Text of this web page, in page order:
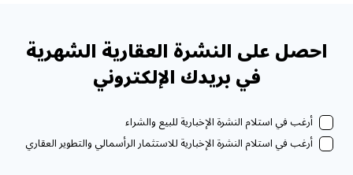
احصل على النشرة العقارية الشهرية
في بريدك الإلكتروني
أرغب في استلام النشرة الإخبارية للبيع والشراء
أرغب في استلام النشرة الإخبارية للاستثمار الرأسمالي والتطوير العقاري